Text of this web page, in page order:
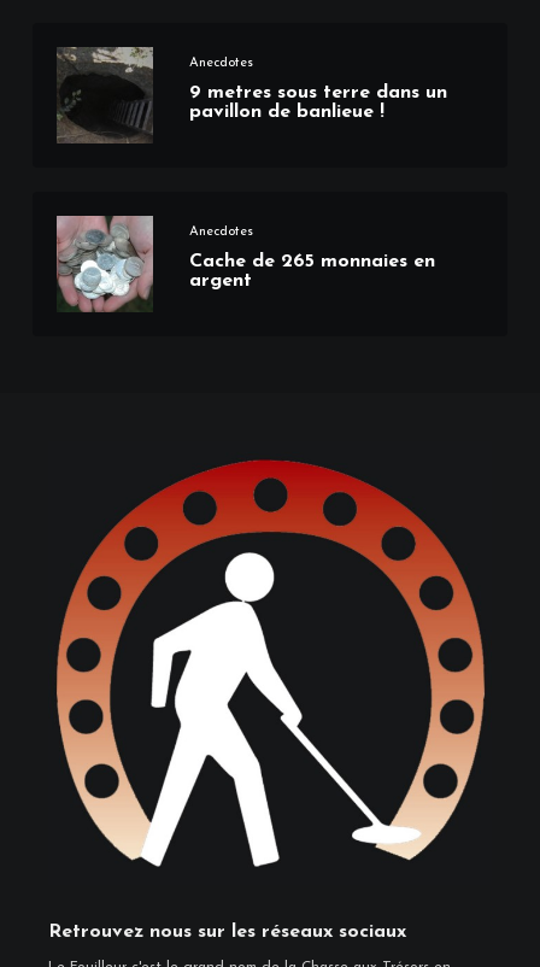
Anecdotes
9 metres sous terre dans un
pavillon de banlieue !
Anecdotes
Cache de 265 monnaies en
argent
Retrouvez nous sur les réseaux sociaux